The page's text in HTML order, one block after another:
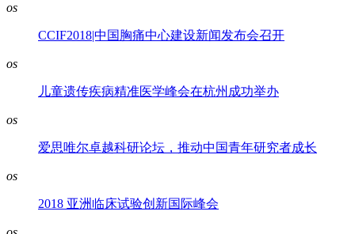
os
CCIF2018|中国胸痛中心建设新闻发布会召开
os
儿童遗传疾病精准医学峰会在杭州成功举办
os
爱思唯尔卓越科研论坛，推动中国青年研究者成长
os
2018 亚洲临床试验创新国际峰会